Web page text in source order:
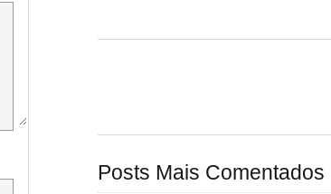
Posts Mais Comentados